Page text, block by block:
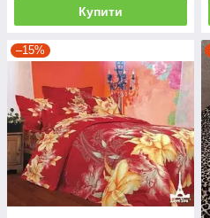
Купити
–15%